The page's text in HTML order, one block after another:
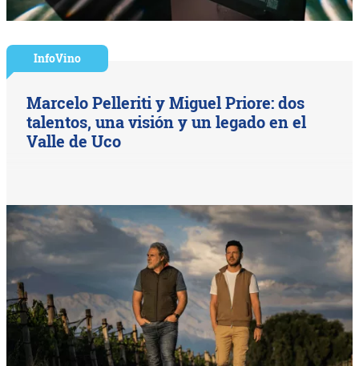
InfoVino
Marcelo Pelleriti y Miguel Priore: dos
talentos, una visión y un legado en el
Valle de Uco